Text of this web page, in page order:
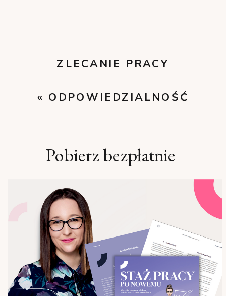
ZLECANIE PRACY
« ODPOWIEDZIALNOŚĆ
Pobierz bezpłatnie